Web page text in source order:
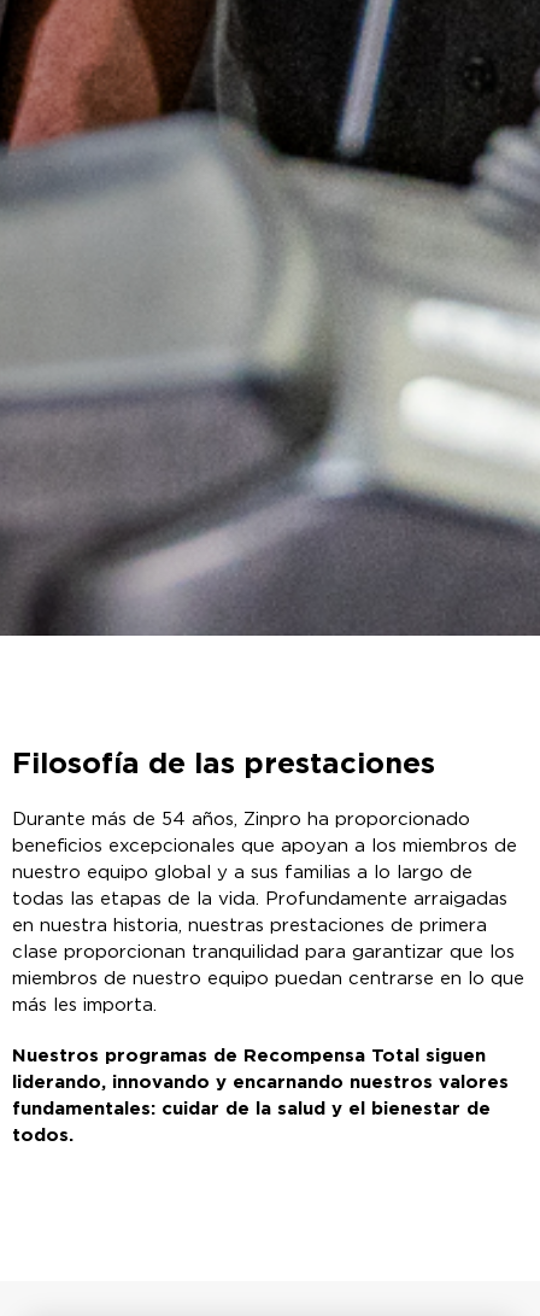
Filosofía de las prestaciones
Durante más de 54 años, Zinpro ha proporcionado
beneficios excepcionales que apoyan a los miembros de
nuestro equipo global y a sus familias a lo largo de
todas las etapas de la vida. Profundamente arraigadas
en nuestra historia, nuestras prestaciones de primera
clase proporcionan tranquilidad para garantizar que los
miembros de nuestro equipo puedan centrarse en lo que
más les importa.
Nuestros programas de Recompensa Total siguen
liderando, innovando y encarnando nuestros valores
fundamentales: cuidar de la salud y el bienestar de
todos.